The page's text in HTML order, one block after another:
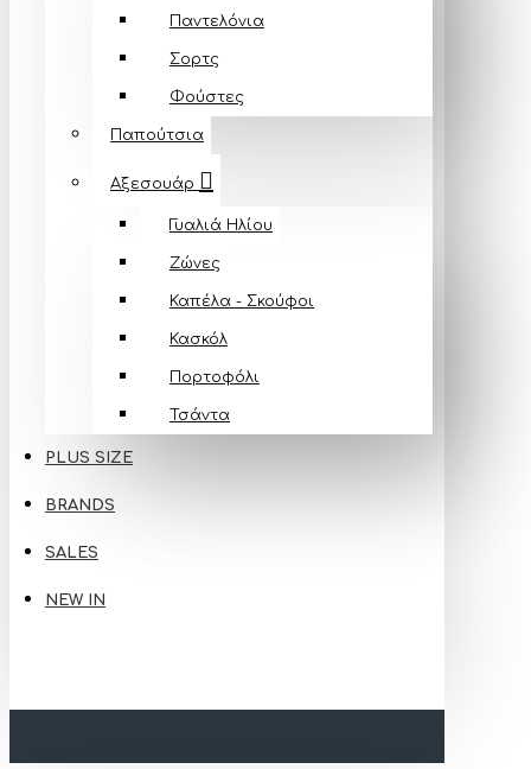
Παντελόνια
Σορτς
Φούστες
Παπούτσια
Αξεσουάρ
Γυαλιά Ηλίου
Ζώνες
Καπέλα - Σκούφοι
Κασκόλ
Πορτοφόλι
Τσάντα
PLUS SIZE
BRANDS
SALES
NEW IN